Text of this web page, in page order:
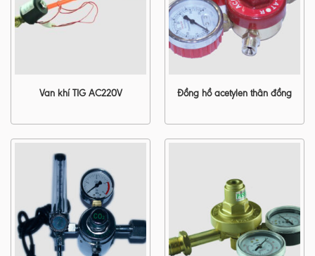
Van khí TIG AC220V Đồng hồ acetylen thân đồng